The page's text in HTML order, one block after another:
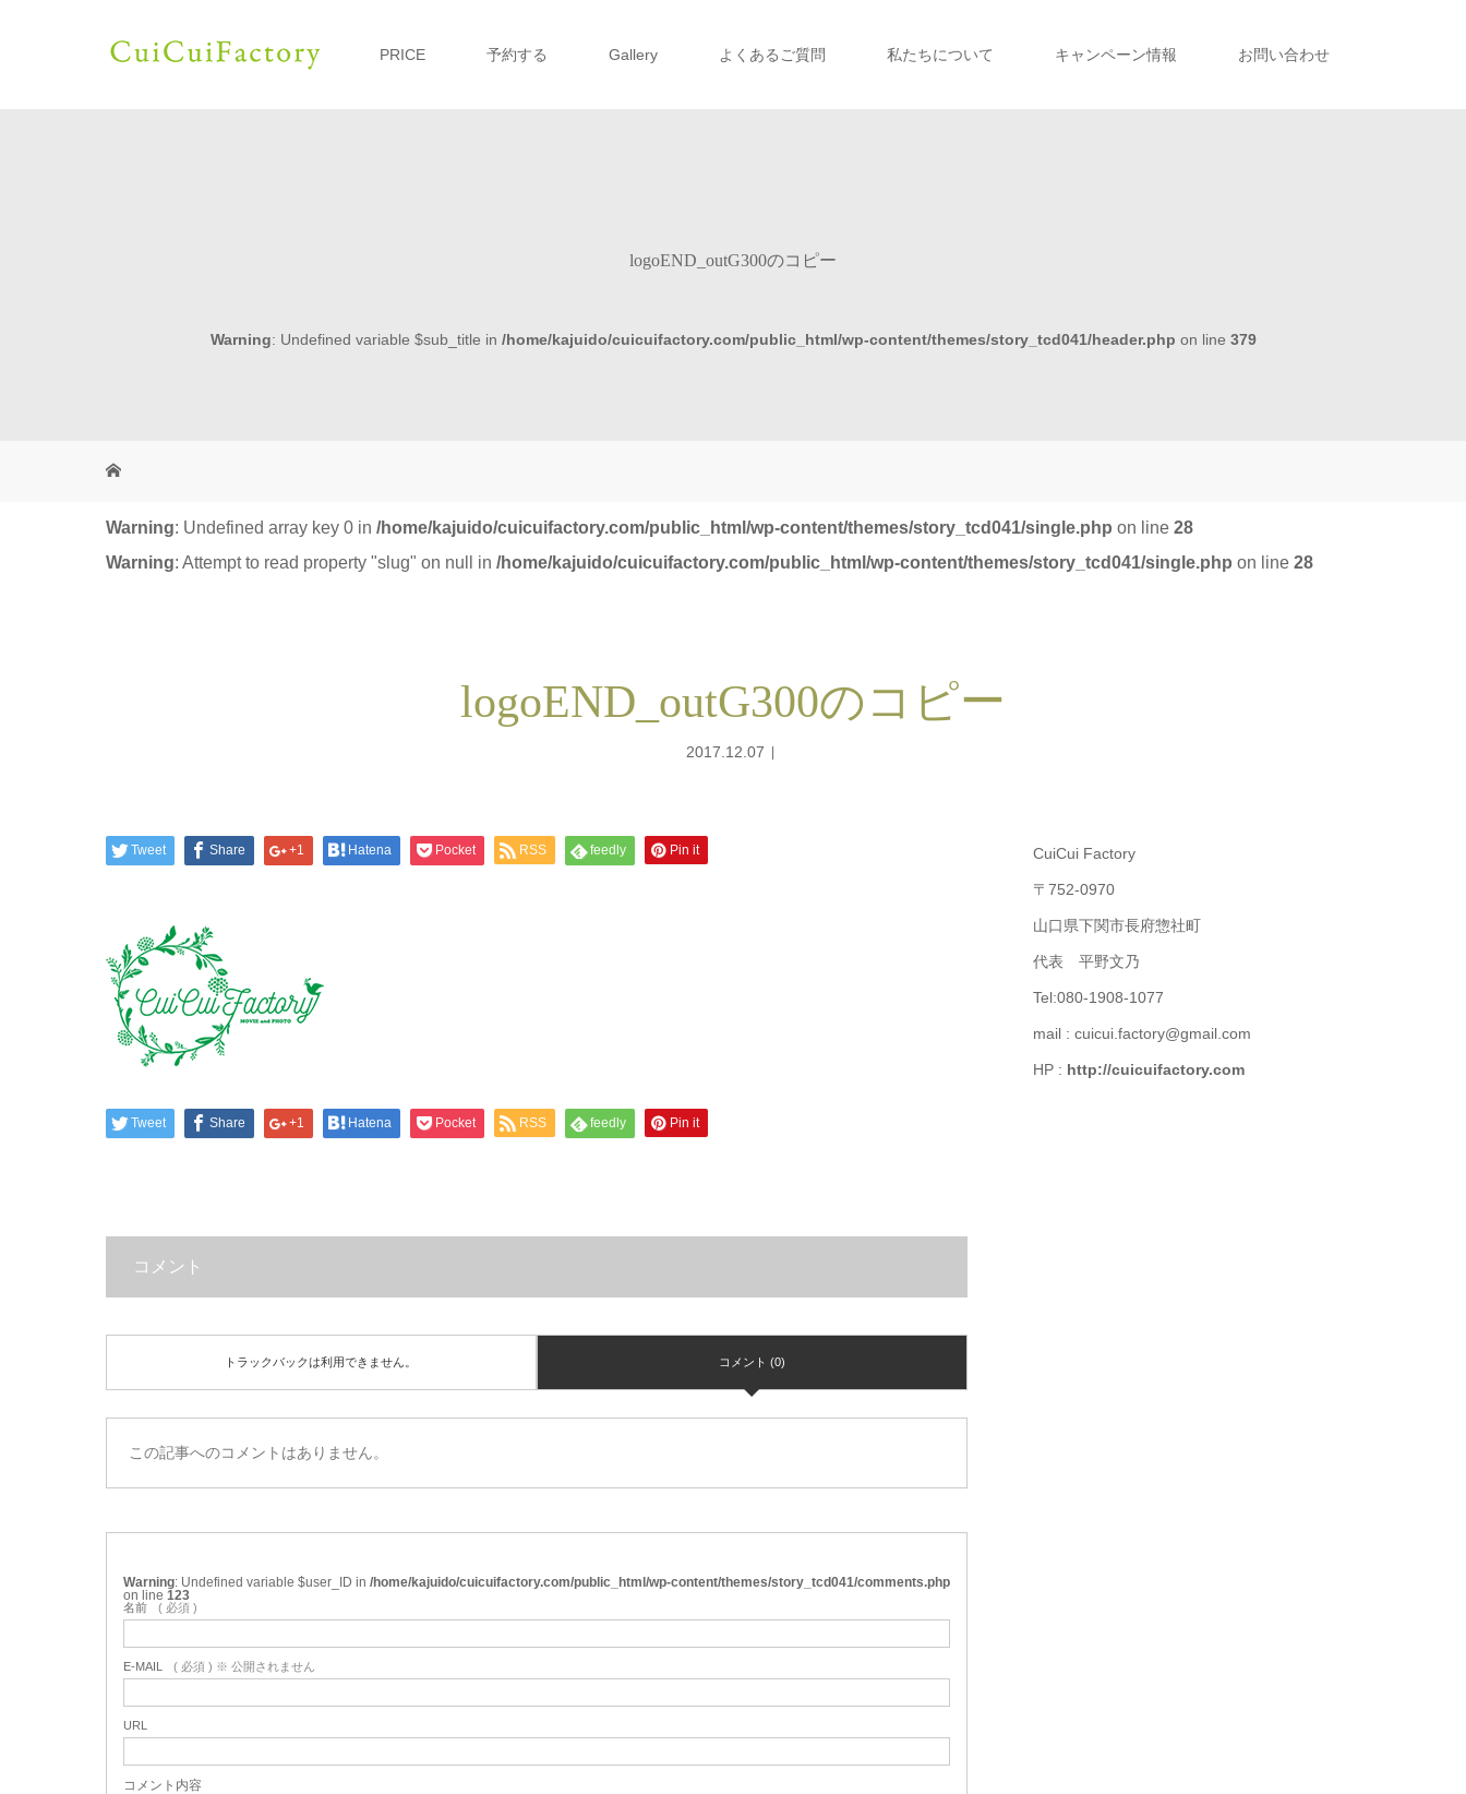
PRICE 予約する Gallery よくあるご質問 私たちについて キャンペーン情報 お問い合わせ
logoEND_outG300のコピー
Warning: Undefined variable $sub_title in /home/kajuido/cuicuifactory.com/public_html/wp-content/themes/story_tcd041/header.php on line 379
Warning: Undefined array key 0 in /home/kajuido/cuicuifactory.com/public_html/wp-content/themes/story_tcd041/single.php on line 28
Warning: Attempt to read property "slug" on null in /home/kajuido/cuicuifactory.com/public_html/wp-content/themes/story_tcd041/single.php on line 28
logoEND_outG300のコピー
2017.12.07
Tweet Share +1 Hatena Pocket RSS feedly Pin it
Tweet Share +1 Hatena Pocket RSS feedly Pin it
コメント
トラックバックは利用できません。 コメント (0)
この記事へのコメントはありません。
Warning : Undefined variable $user_ID in /home/kajuido/cuicuifactory.com/public_html/wp-content/themes/story_tcd041/comments.php
on line 123
名前 ( 必須 )
E-MAIL ( 必須 ) ※ 公開されません
URL
コメント内容
CuiCui Factory
〒752-0970
山口県下関市長府惣社町
代表 平野文乃
Tel:080-1908-1077
mail : cuicui.factory@gmail.com
HP : http://cuicuifactory.com